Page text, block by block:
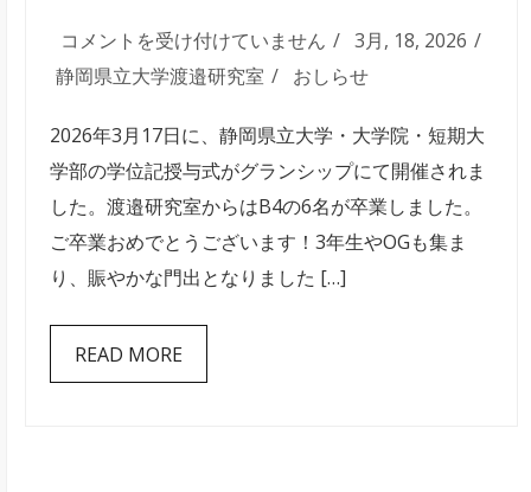
令
和
年
度
学
位
記
授
与
コメントを受け付けていません
3月, 18, 2026
静岡県立大学渡邉研究室
おしらせ
2026年3月17日に、静岡県立大学・大学院・短期大
学部の学位記授与式がグランシップにて開催されま
した。渡邉研究室からはB4の6名が卒業しました。
ご卒業おめでとうございます！3年生やOGも集ま
り、賑やかな門出となりました […]
READ MORE